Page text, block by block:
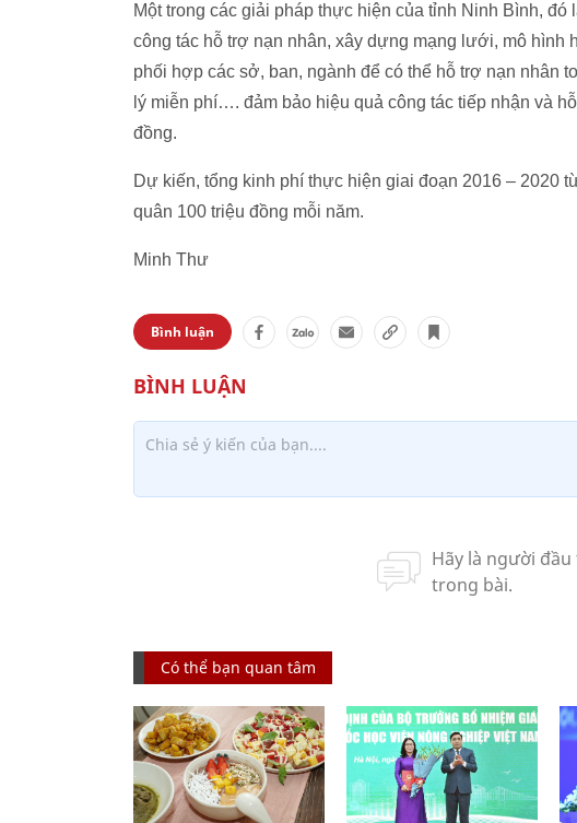
Một trong các giải pháp thực hiện của tỉnh Ninh Bình,
công tác hỗ trợ nạn nhân, xây dựng mạng lưới, mô hình
phối hợp các sở, ban, ngành để có thể hỗ trợ nạn nhân
lý miễn phí…. đảm bảo hiệu quả công tác tiếp nhận và
đồng.
Dự kiến, tổng kinh phí thực hiện giai đoạn 2016 – 2020
quân 100 triệu đồng mỗi năm.
Minh Thư
Bình luận
Có thể bạn quan tâm